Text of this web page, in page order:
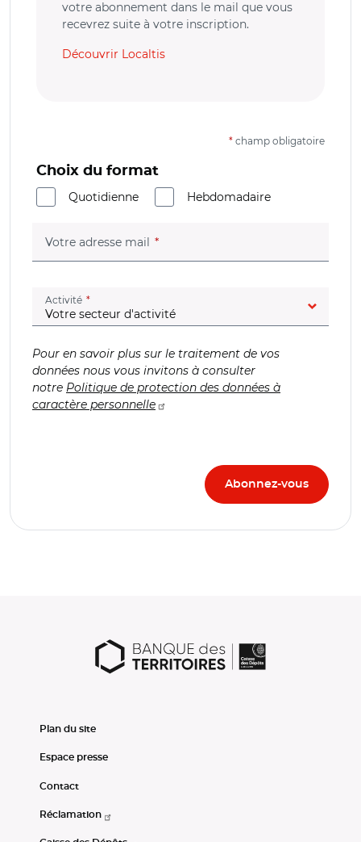
votre abonnement dans le mail que vous
recevrez suite à votre inscription.
Découvrir Localtis
* champ obligatoire
Choix du format
Quotidienne
Hebdomadaire
Votre adresse mail (champ obligatoire)
Activité (champ obligatoire)
Pour en savoir plus sur le traitement de vos
données nous vous invitons à consulter
notre Politique de protection des données à
caractère personnelle
Plan du site
Espace presse
Contact
Réclamation